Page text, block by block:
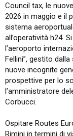
Council tax, le
2026 in maggio e il
sistema
all’operatività h24.
l’aeroporto
Fellini”, gestito
nuove incognite
prospettive per lo
l’amministratore
Corbucci.
Ospitare Routes
Rimini in termini di